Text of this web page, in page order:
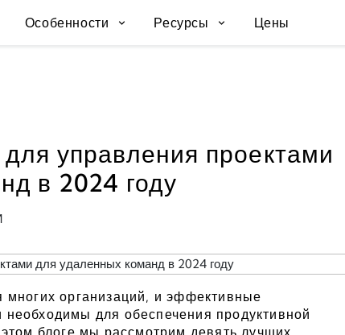
Особенности Ресурсы Цены
управления проектами
в 2024 году
организаций, и эффективные
для обеспечения продуктивной
блоге мы рассмотрим девять лучших